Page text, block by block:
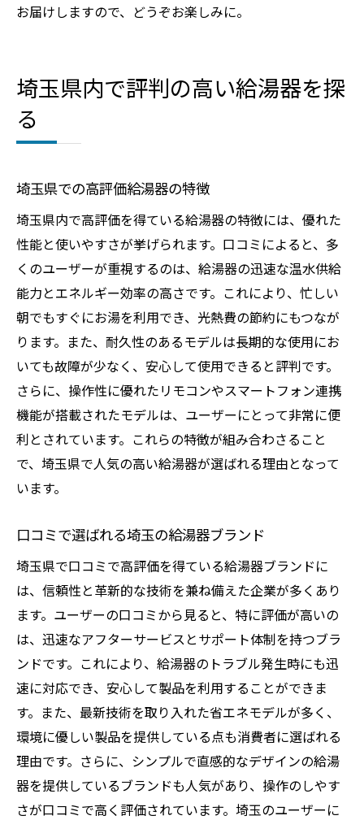
お届けしますので、どうぞお楽しみに。
埼玉県内で評判の高い給湯器を探
る
埼玉県での高評価給湯器の特徴
埼玉県内で高評価を得ている給湯器の特徴には、優れた
性能と使いやすさが挙げられます。口コミによると、多
くのユーザーが重視するのは、給湯器の迅速な温水供給
能力とエネルギー効率の高さです。これにより、忙しい
朝でもすぐにお湯を利用でき、光熱費の節約にもつなが
ります。また、耐久性のあるモデルは長期的な使用にお
いても故障が少なく、安心して使用できると評判です。
さらに、操作性に優れたリモコンやスマートフォン連携
機能が搭載されたモデルは、ユーザーにとって非常に便
利とされています。これらの特徴が組み合わさること
で、埼玉県で人気の高い給湯器が選ばれる理由となって
います。
口コミで選ばれる埼玉の給湯器ブランド
埼玉県で口コミで高評価を得ている給湯器ブランドに
は、信頼性と革新的な技術を兼ね備えた企業が多くあり
ます。ユーザーの口コミから見ると、特に評価が高いの
は、迅速なアフターサービスとサポート体制を持つブラ
ンドです。これにより、給湯器のトラブル発生時にも迅
速に対応でき、安心して製品を利用することができま
す。また、最新技術を取り入れた省エネモデルが多く、
環境に優しい製品を提供している点も消費者に選ばれる
理由です。さらに、シンプルで直感的なデザインの給湯
器を提供しているブランドも人気があり、操作のしやす
さが口コミで高く評価されています。埼玉のユーザーに